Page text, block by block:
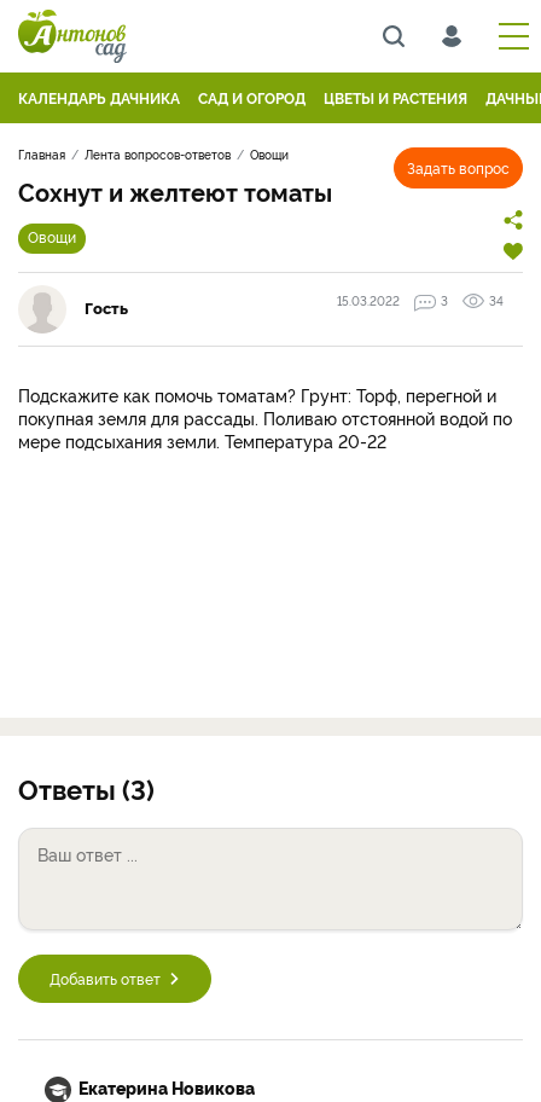
КАЛЕНДАРЬ ДАЧНИКА САД И ОГОРОД ЦВЕТЫ И РАСТЕНИЯ
Задать вопрос
Главная Лента вопросов-ответов Овощи
Сохнут и желтеют томаты
Овощи
Гость 15.03.2022 3 34
Подскажите как помочь томатам? Грунт: Торф, перегной и
покупная земля для рассады. Поливаю отстоянной водой по
мере подсыхания земли. Температура 20-22
Ответы (3)
Добавить ответ
Екатерина Новикова